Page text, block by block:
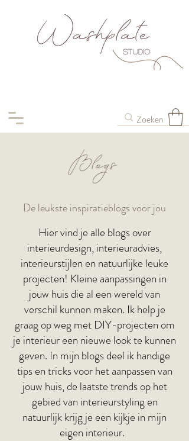
De leukste inspiratieblogs voor jou
Hier vind je alle blogs over
interieurdesign, interieuradvies,
interieurstijlen en natuurlijke leuke
projecten! Kleine aanpassingen in
jouw huis die al een wereld van
verschil kunnen maken. Ik help je
graag op weg met DIY-projecten om
je interieur een nieuwe look te kunnen
geven. In mijn blogs deel ik handige
tips en tricks voor het aanpassen van
jouw huis, de laatste trends op het
gebied van interieurstyling en
natuurlijk krijg je een kijkje in mijn
eigen interieur.